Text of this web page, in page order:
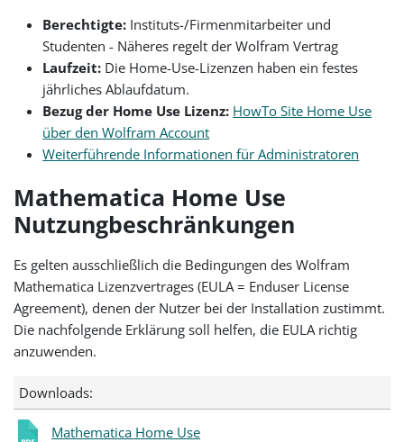
Berechtigte: Instituts-/Firmenmitarbeiter und
Studenten - Näheres regelt der Wolfram Vertrag
Laufzeit: Die Home-Use-Lizenzen haben ein festes
jährliches Ablaufdatum.
Bezug der Home Use Lizenz: HowTo Site Home Use
über den Wolfram Account
Weiterführende Informationen für Administratoren
Mathematica Home Use
Nutzungbeschränkungen
Es gelten ausschließlich die Bedingungen des Wolfram
Mathematica Lizenzvertrages (EULA = Enduser License
Agreement), denen der Nutzer bei der Installation zustimmt.
Die nachfolgende Erklärung soll helfen, die EULA richtig
anzuwenden.
Downloads:
Mathematica Home Use